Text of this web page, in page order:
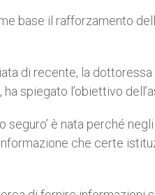
base il rafforzamento
di recente, la
spiegato l’obiettivo
seguro’ è nata perché
che certe